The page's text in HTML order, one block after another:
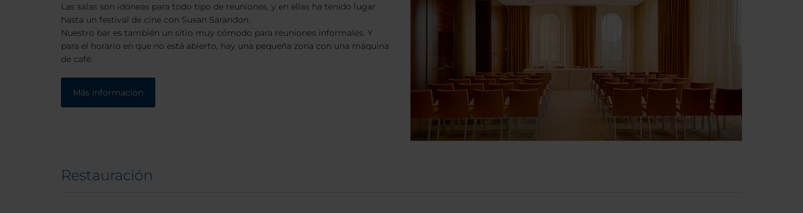
Las salas son idóneas para todo tipo de reuniones, y en ellas ha tenido lugar
hasta un festival de cine con Susan Sarandon.
Nuestro bar es también un sitio muy cómodo para reuniones informales. Y
para el horario en que no está abierto, hay una pequeña zona con una máquina
de café.
Más información
Restauración